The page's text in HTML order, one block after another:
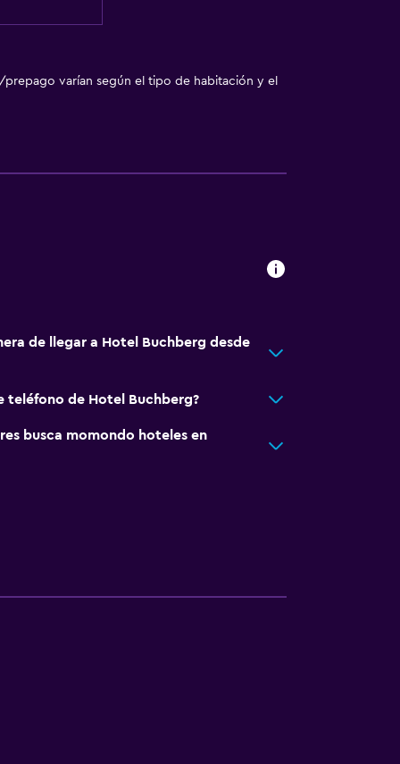
varían según el tipo de habitación y el
de llegar a Hotel Buchberg desde
teléfono de Hotel Buchberg?
busca momondo hoteles en